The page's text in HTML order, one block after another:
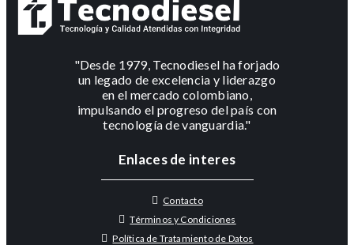
"Desde 1979, Tecnodiesel ha forjado
un legado de excelencia y liderazgo
en el mercado colombiano,
impulsando el progreso del país con
tecnología de vanguardia."
Enlaces de interes
Contacto
Términos y Condiciones
Política de Tratamiento de Datos